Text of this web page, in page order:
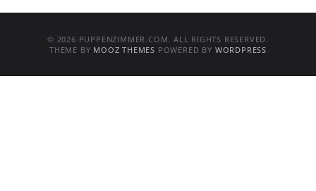
© 2026 PUPPENZIMMER.COM. ALL RIGHTS RESERVED.
THEME BY MOOZ THEMES POWERED BY WORDPRESS